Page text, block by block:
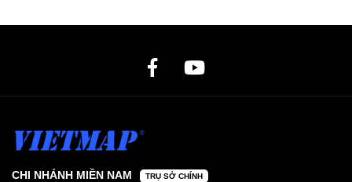
CHI NHÁNH MIỀN NAM TRỤ SỞ CHÍNH